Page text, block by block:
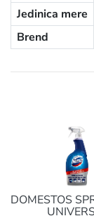
Jedinica mere
Brend
DOMESTOS